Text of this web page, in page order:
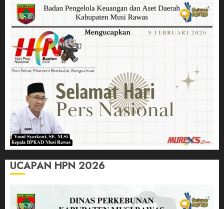
UCAPAN HPN 2026